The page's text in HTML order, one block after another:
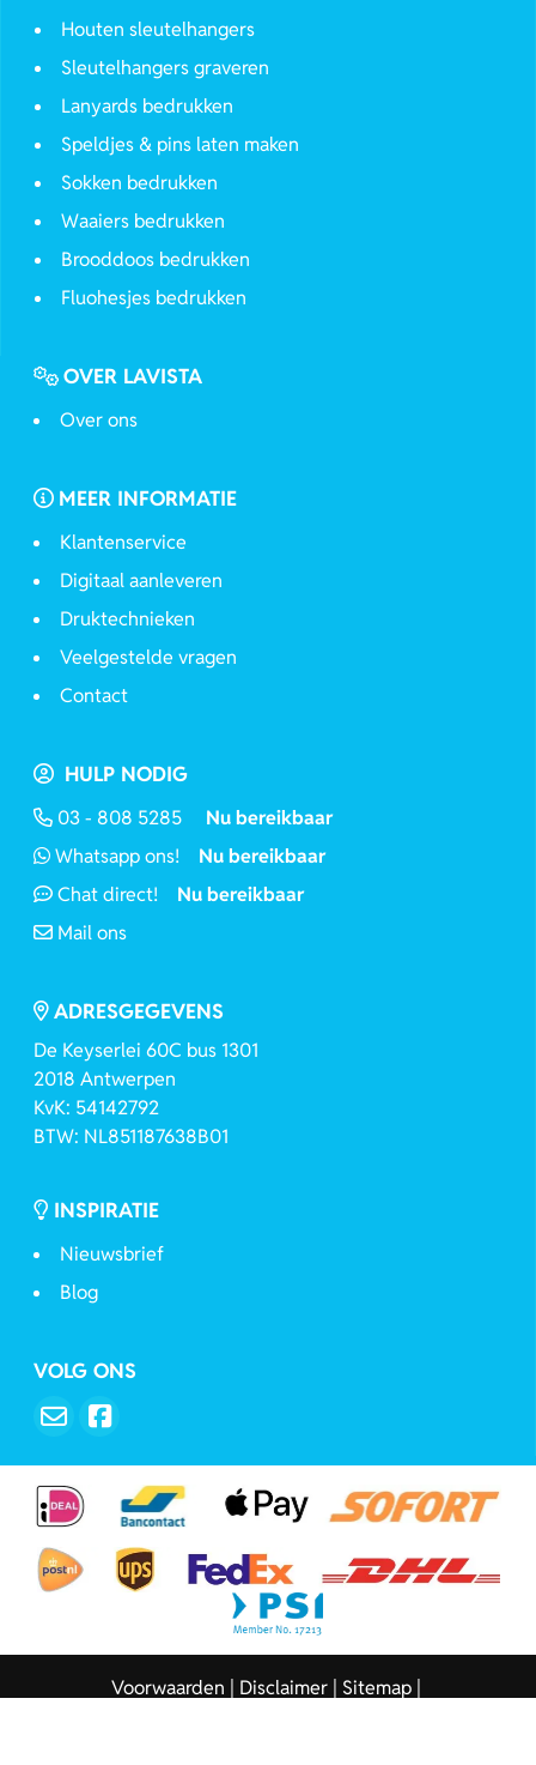
Houten sleutelhangers
Sleutelhangers graveren
Lanyards bedrukken
Speldjes & pins laten maken
Sokken bedrukken
Waaiers bedrukken
Brooddoos bedrukken
Fluohesjes bedrukken
OVER LAVISTA
Over ons
MEER INFORMATIE
Klantenservice
Digitaal aanleveren
Druktechnieken
Veelgestelde vragen
Contact
HULP NODIG
03 - 808 5285
Nu bereikbaar
Whatsapp ons!
Nu bereikbaar
Chat direct!
Nu bereikbaar
Mail ons
ADRESGEGEVENS
De Keyserlei 60C bus 1301
2018 Antwerpen
KvK: 54142792
BTW: NL851187638B01
INSPIRATIE
Nieuwsbrief
Blog
VOLG ONS
Voorwaarden Disclaimer
Sitemap